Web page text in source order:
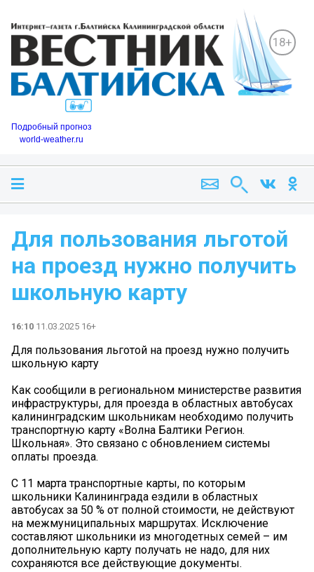
18+
Подробный прогноз
world-weather.ru
Для пользования льготой
на проезд нужно получить
школьную карту
16:10 11.03.2025 16+
Для пользования льготой на проезд нужно получить
школьную карту
Как сообщили в региональном министерстве развития
инфраструктуры, для проезда в областных автобусах
калининградским школьникам необходимо получить
транспортную карту «Волна Балтики Регион.
Школьная». Это связано с обновлением системы
оплаты проезда.
С 11 марта транспортные карты, по которым
школьники Калининграда ездили в областных
автобусах за 50 % от полной стоимости, не действуют
на межмуниципальных маршрутах. Исключение
составляют школьники из многодетных семей – им
дополнительную карту получать не надо, для них
сохраняются все действующие документы.